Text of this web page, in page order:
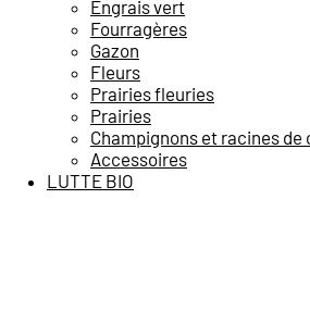
Engrais vert
Fourragères
Gazon
Fleurs
Prairies fleuries
Prairies
Champignons et racines de
Accessoires
LUTTE BIO